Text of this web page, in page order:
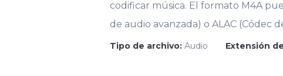
codificar música. El formato M4A
de audio avanzada) o ALAC (Códec
Tipo de archivo: Audio Extensión